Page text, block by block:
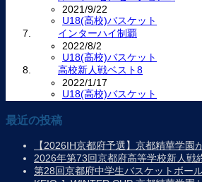
2021/9/22
U18(高校)バスケット
インターハイ制覇
2022/8/2
U18(高校)バスケット
高校新人戦ベスト8
2022/1/17
U18(高校)バスケット
最近の投稿
【2026IH京都府予選】京都精華学園
2026年第73回京都府高等学校新人戦
第28回京都府中学生バスケットボー